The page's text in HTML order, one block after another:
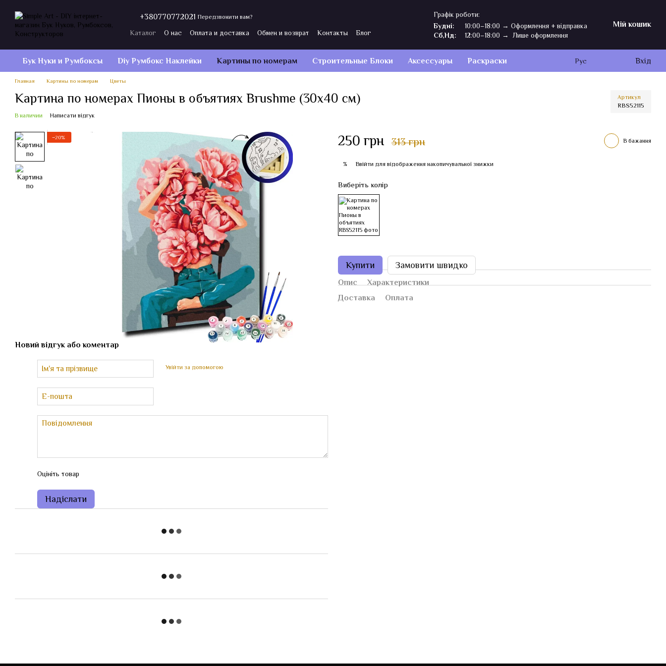
+380770772021 Передзвонити вам?
Каталог О нас Оплата и доставка Обмен и возврат Контакты
Блог
Графік роботи:
Будні:
10:00–18:00 → Оформлення + відправка
Сб,Нд:
12:00–18:00 → Лише оформлення
Мій кошик
Бук Нуки и Румбокcы Diy Румбокс Наклейки Картины по номерам Строительные Блоки Аксессуары Раскраски Рус Вхід
Главная Картины по номерам Цветы
Картина по номерах Пионы в объятиях Brushme (30x40 см) Артикул
RBS52115
В наличии Написати відгук
−20%
Новий відгук або коментар
Увійти за допомогою
Оцініть товар
Надіслати
250 грн 313 грн В бажання
% Ввійти для відображення накопичувальної знижки
Виберіть колір
Купити Замовити швидко
Опис
Характеристики
Доставка
Оплата